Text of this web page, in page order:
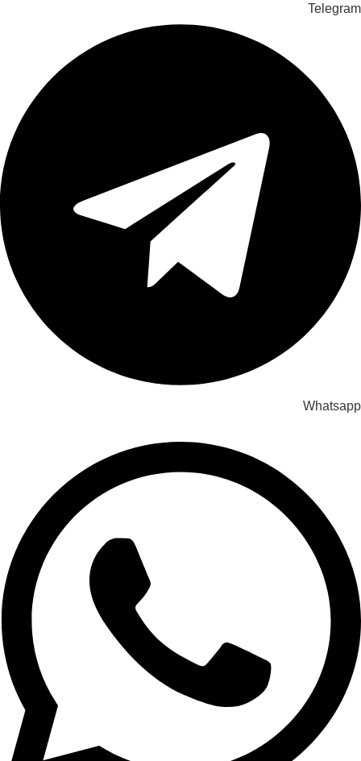
Telegram
Whatsapp